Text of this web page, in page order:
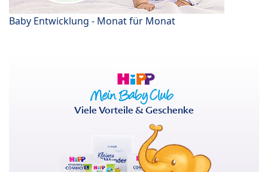
Baby Entwicklung - Monat für Monat
Viele Vorteile & Geschenke